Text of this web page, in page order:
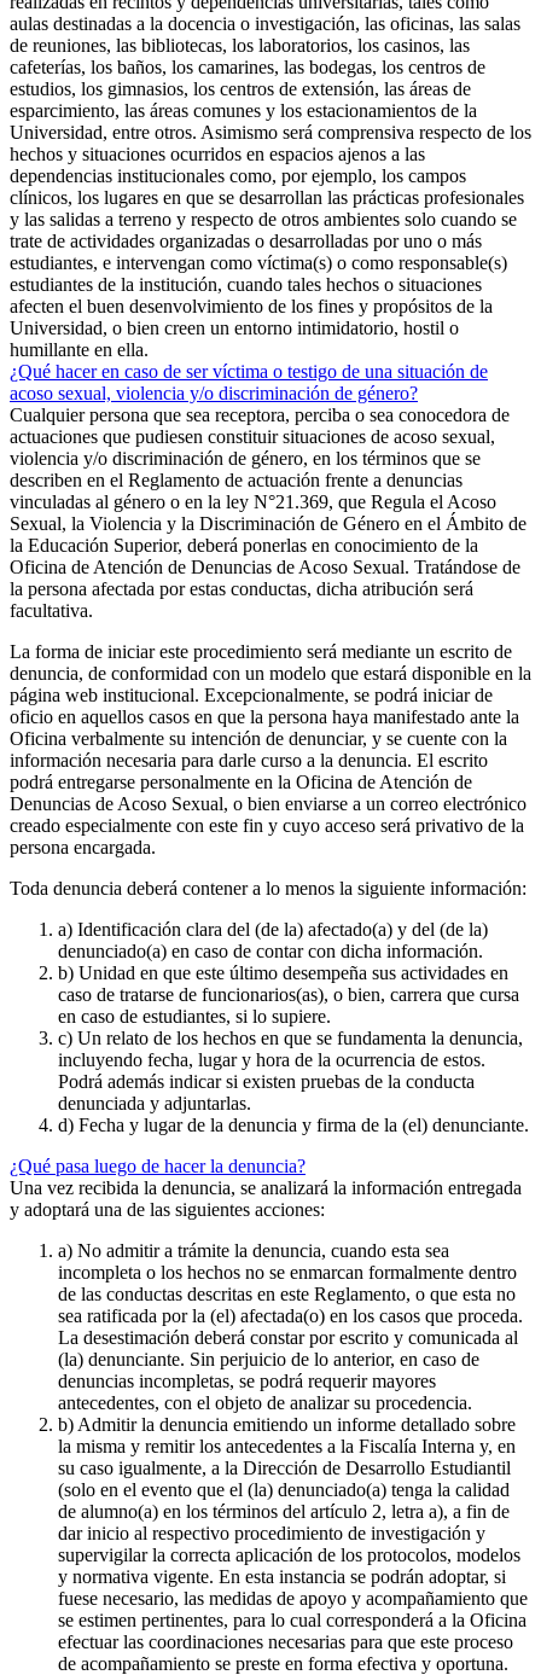
aulas destinadas a la docencia o investigación, las oficinas, las salas
de reuniones, las bibliotecas, los laboratorios, los casinos, las
cafeterías, los baños, los camarines, las bodegas, los centros de
estudios, los gimnasios, los centros de extensión, las áreas de
esparcimiento, las áreas comunes y los estacionamientos de la
Universidad, entre otros. Asimismo será comprensiva respecto de los
hechos y situaciones ocurridos en espacios ajenos a las
dependencias institucionales como, por ejemplo, los campos
clínicos, los lugares en que se desarrollan las prácticas profesionales
y las salidas a terreno y respecto de otros ambientes solo cuando se
trate de actividades organizadas o desarrolladas por uno o más
estudiantes, e intervengan como víctima(s) o como responsable(s)
estudiantes de la institución, cuando tales hechos o situaciones
afecten el buen desenvolvimiento de los fines y propósitos de la
Universidad, o bien creen un entorno intimidatorio, hostil o
humillante en ella.
¿Qué hacer en caso de ser víctima o testigo de una situación de
acoso sexual, violencia y/o discriminación de género?
Cualquier persona que sea receptora, perciba o sea conocedora de
actuaciones que pudiesen constituir situaciones de acoso sexual,
violencia y/o discriminación de género, en los términos que se
describen en el Reglamento de actuación frente a denuncias
vinculadas al género o en la ley N°21.369, que Regula el Acoso
Sexual, la Violencia y la Discriminación de Género en el Ámbito de
la Educación Superior, deberá ponerlas en conocimiento de la
Oficina de Atención de Denuncias de Acoso Sexual. Tratándose de
la persona afectada por estas conductas, dicha atribución será
facultativa.
La forma de iniciar este procedimiento será mediante un escrito de
denuncia, de conformidad con un modelo que estará disponible en la
página web institucional. Excepcionalmente, se podrá iniciar de
oficio en aquellos casos en que la persona haya manifestado ante la
Oficina verbalmente su intención de denunciar, y se cuente con la
información necesaria para darle curso a la denuncia. El escrito
podrá entregarse personalmente en la Oficina de Atención de
Denuncias de Acoso Sexual, o bien enviarse a un correo electrónico
creado especialmente con este fin y cuyo acceso será privativo de la
persona encargada.
Toda denuncia deberá contener a lo menos la siguiente información:
a) Identificación clara del (de la) afectado(a) y del (de la)
denunciado(a) en caso de contar con dicha información.
b) Unidad en que este último desempeña sus actividades en
caso de tratarse de funcionarios(as), o bien, carrera que cursa
en caso de estudiantes, si lo supiere.
c) Un relato de los hechos en que se fundamenta la denuncia,
incluyendo fecha, lugar y hora de la ocurrencia de estos.
Podrá además indicar si existen pruebas de la conducta
denunciada y adjuntarlas.
d) Fecha y lugar de la denuncia y firma de la (el) denunciante.
¿Qué pasa luego de hacer la denuncia?
Una vez recibida la denuncia, se analizará la información entregada
y adoptará una de las siguientes acciones:
a) No admitir a trámite la denuncia, cuando esta sea
incompleta o los hechos no se enmarcan formalmente dentro
de las conductas descritas en este Reglamento, o que esta no
sea ratificada por la (el) afectada(o) en los casos que proceda.
La desestimación deberá constar por escrito y comunicada al
(la) denunciante. Sin perjuicio de lo anterior, en caso de
denuncias incompletas, se podrá requerir mayores
antecedentes, con el objeto de analizar su procedencia.
b) Admitir la denuncia emitiendo un informe detallado sobre
la misma y remitir los antecedentes a la Fiscalía Interna y, en
su caso igualmente, a la Dirección de Desarrollo Estudiantil
(solo en el evento que el (la) denunciado(a) tenga la calidad
de alumno(a) en los términos del artículo 2, letra a), a fin de
dar inicio al respectivo procedimiento de investigación y
supervigilar la correcta aplicación de los protocolos, modelos
y normativa vigente. En esta instancia se podrán adoptar, si
fuese necesario, las medidas de apoyo y acompañamiento que
se estimen pertinentes, para lo cual corresponderá a la Oficina
efectuar las coordinaciones necesarias para que este proceso
de acompañamiento se preste en forma efectiva y oportuna.